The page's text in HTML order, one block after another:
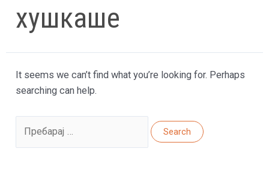
хушкаше
It seems we can’t find what you’re looking for. Perhaps
searching can help.